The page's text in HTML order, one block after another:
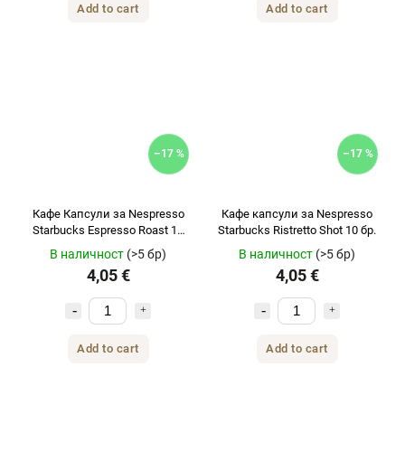
Add to cart Add to cart
–17 %
Кафе Капсули за Nespresso
Starbucks Espresso Roast 10
В наличност (>5 бр)
4,05 €
Add to cart
–17 %
Кафе капсули за Nespresso
Starbucks Ristretto Shot 10 бр.
В наличност (>5 бр)
4,05 €
Add to cart